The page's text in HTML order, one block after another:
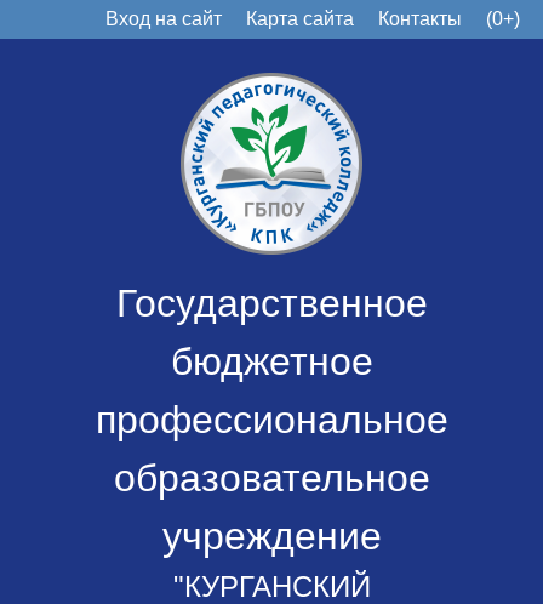
Вход на сайт Карта сайта Контакты (0+)
Государственное
бюджетное
профессиональное
образовательное
учреждение
"КУРГАНСКИЙ